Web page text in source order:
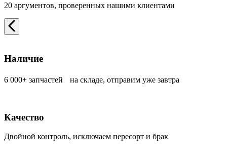
20 аргументов, проверенных нашими клиентами
Наличие
6 000+ запчастей на складе, отправим уже завтра
Качество
Двойной контроль, исключаем пересорт и брак